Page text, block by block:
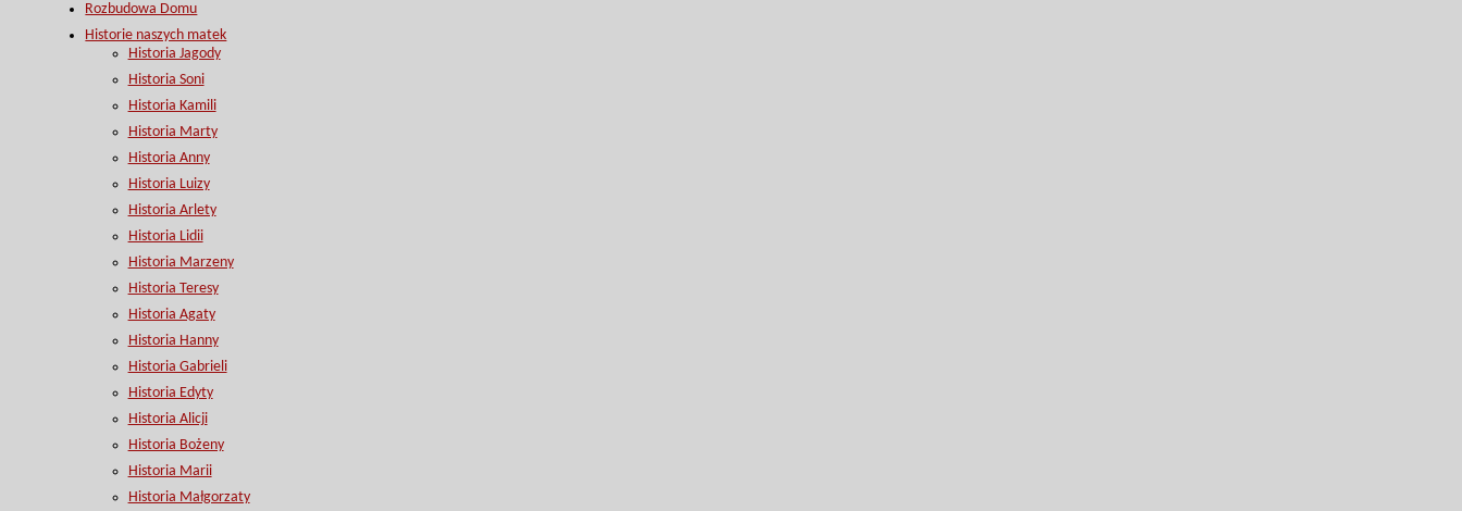
Rozbudowa Domu
Historie naszych matek
Historia Jagody
Historia Soni
Historia Kamili
Historia Marty
Historia Anny
Historia Luizy
Historia Arlety
Historia Lidii
Historia Marzeny
Historia Teresy
Historia Agaty
Historia Hanny
Historia Gabrieli
Historia Edyty
Historia Alicji
Historia Bożeny
Historia Marii
Historia Małgorzaty